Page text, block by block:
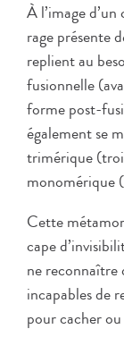
À l’image
rage présente
replient au
fusionnelle
forme post-
également se
trimérique
monomérique
Cette
cape
ne reconnaître
incapables de
pour cacher